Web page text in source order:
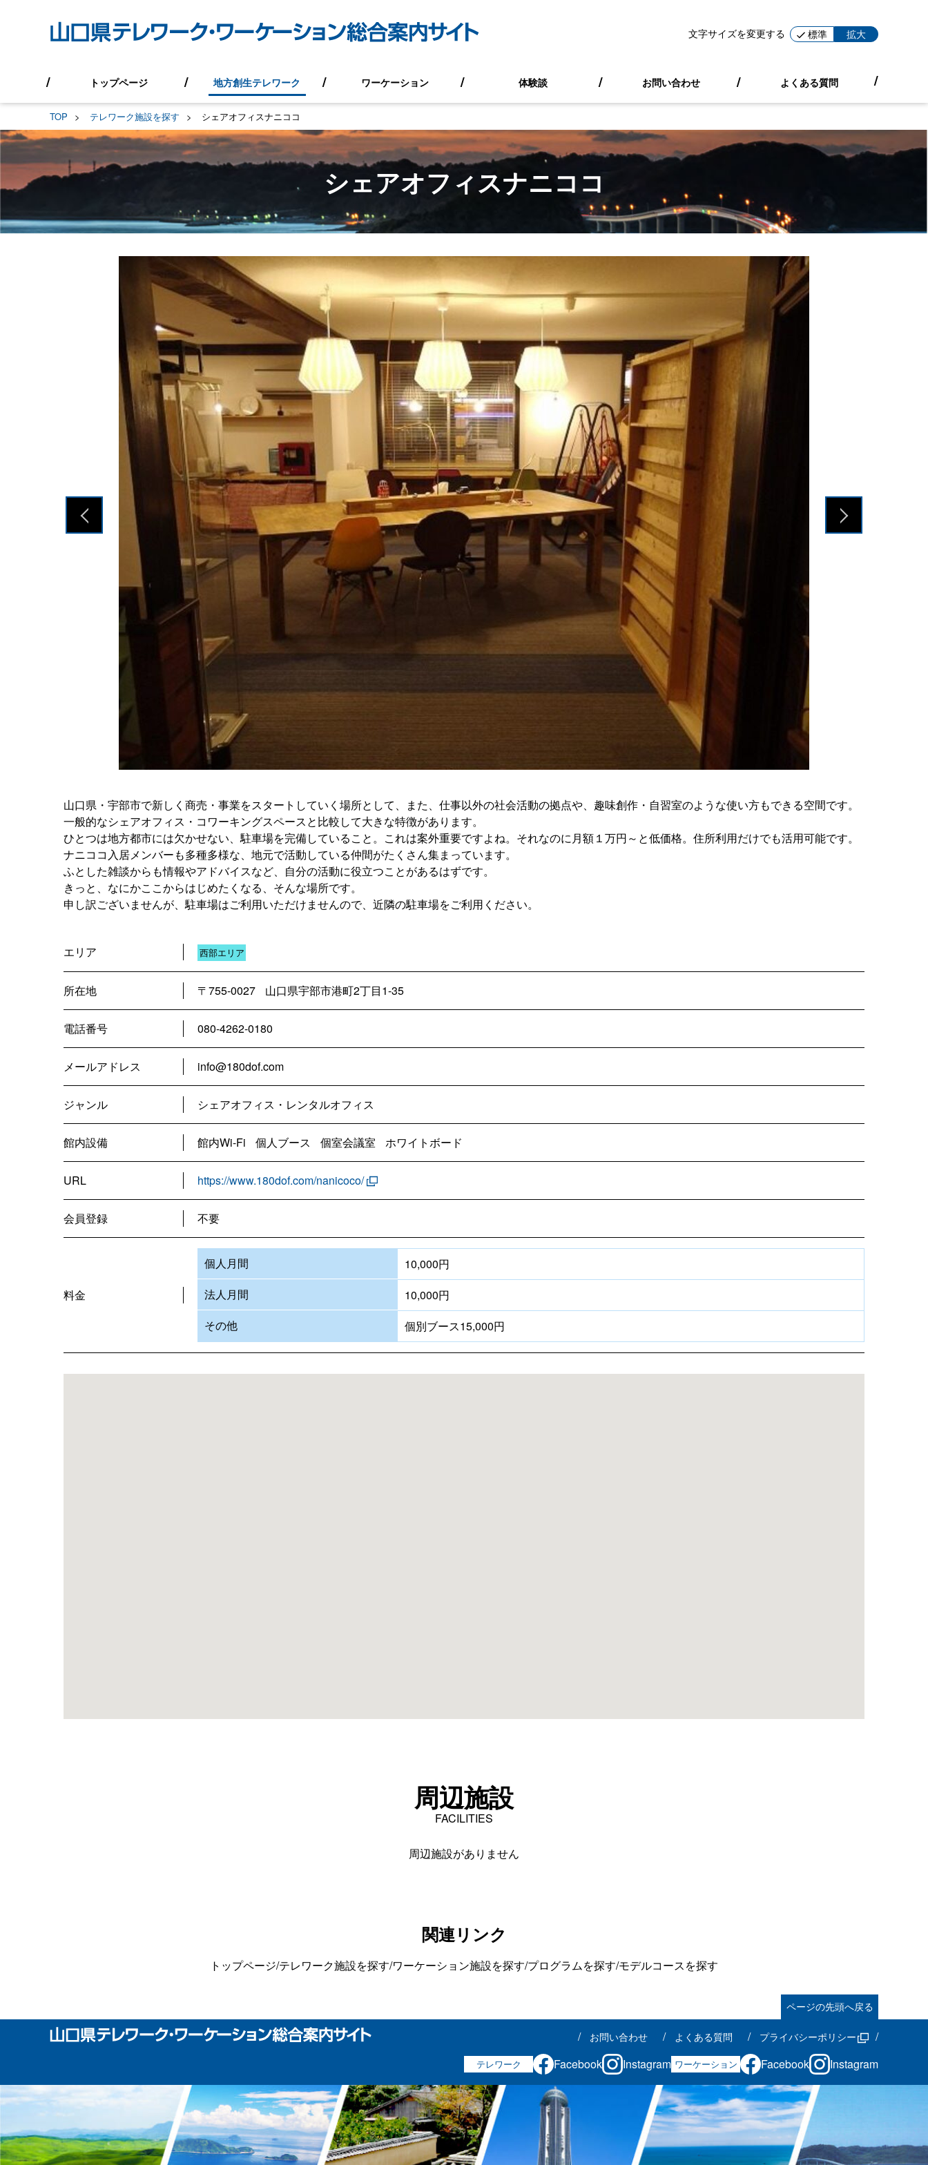
文字サイズを変更する 標準 拡大
トップページ 地方創生テレワーク ワーケーション 体験談 お問い合わせ よくある質問
TOP テレワーク施設を探す シェアオフィスナニココ
シェアオフィスナニココ
山口県・宇部市で新しく商売・事業をスタートしていく場所として、また、仕事以外の社会活動の拠点や、趣味創作・自習室のような使い方もできる空間です。
一般的なシェアオフィス・コワーキングスペースと比較して大きな特徴があります。
ひとつは地方都市には欠かせない、駐車場を完備していること。これは案外重要ですよね。それなのに月額１万円～と低価格。住所利用だけでも活用可能です。
ナニココ入居メンバーも多種多様な、地元で活動している仲間がたくさん集まっています。
ふとした雑談からも情報やアドバイスなど、自分の活動に役立つことがあるはずです。
きっと、なにかここからはじめたくなる、そんな場所です。
申し訳ございませんが、駐車場はご利用いただけませんので、近隣の駐車場をご利用ください。
エリア 西部エリア
所在地 〒755-0027 山口県宇部市港町2丁目1-35
電話番号 080-4262-0180
メールアドレス info@180dof.com
ジャンル シェアオフィス・レンタルオフィス
館内設備 館内Wi-Fi 個人ブース 個室会議室 ホワイトボード
URL https://www.180dof.com/nanicoco/
会員登録 不要
料金
個人月間
10,000円
法人月間
10,000円
その他
個別ブース15,000円
周辺施設
FACILITIES
周辺施設がありません
関連リンク
トップページ/テレワーク施設を探す/ワーケーション施設を探す/プログラムを探す/モデルコースを探す
ページの先頭へ戻る
お問い合わせ よくある質問 プライバシーポリシー
テレワーク Facebook Instagram ワーケーション Facebook Instagram